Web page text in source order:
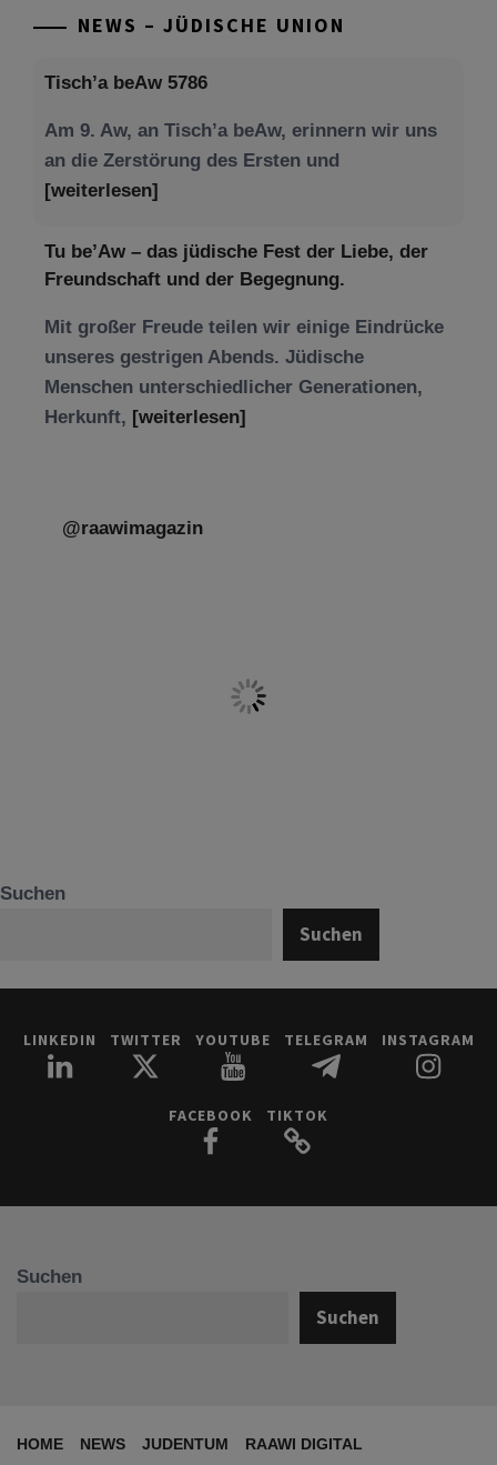
NEWS – JÜDISCHE UNION
Tisch’a beAw 5786
Am 9. Aw, an Tisch’a beAw, erinnern wir uns
an die Zerstörung des Ersten und
[weiterlesen]
Tu be’Aw – das jüdische Fest der Liebe, der
Freundschaft und der Begegnung.
Mit großer Freude teilen wir einige Eindrücke
unseres gestrigen Abends. Jüdische
Menschen unterschiedlicher Generationen,
Herkunft, [weiterlesen]
@raawimagazin
Suchen
Suchen
LINKEDIN TWITTER YOUTUBE TELEGRAM INSTAGRAM
FACEBOOK TIKTOK
Suchen
Suchen
HOME NEWS JUDENTUM
RAAWI DIGITAL